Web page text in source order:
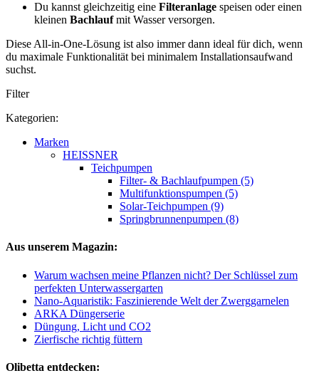
Du kannst gleichzeitig eine Filteranlage speisen oder einen
kleinen Bachlaufmit Wasser versorgen.
Diese All-in-One-Lösung ist also immer dann ideal für dich, wenn
du maximale Funktionalität bei minimalem Installationsaufwand
suchst.
Filter
Kategorien:
Marken
HEISSNER
Teichpumpen
Filter- & Bachlaufpumpen (5)
Multifunktionspumpen (5)
Solar-Teichpumpen (9)
Springbrunnenpumpen (8)
Aus unserem Magazin:
Warum wachsen meine Pflanzen nicht? Der Schlüssel zum
perfekten Unterwassergarten
Nano-Aquaristik: Faszinierende Welt der Zwerggarnelen
ARKA Düngerserie
Düngung, Licht und CO2
Zierfische richtig füttern
Olibetta entdecken: